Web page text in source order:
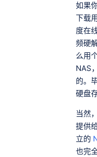
如果
下载
度在
频硬
么用
NAS
的。
硬盘
当然
提供
立的
也完